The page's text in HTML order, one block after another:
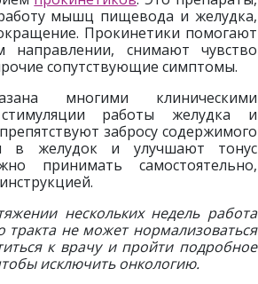
мышц пищевода и желудка,
Прокинетики помогают
снимают чувство
сопутствующие симптомы.
многими клиническими
работы желудка и
забросу содержимого
в желудок и улучшают тонус
принимать самостоятельно,
нескольких недель работа
не может нормализоваться
к врачу и пройти подробное
исключить онкологию.